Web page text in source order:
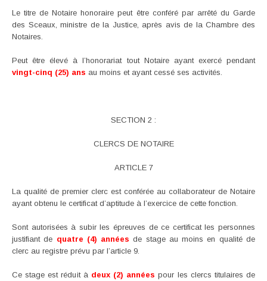
Le titre de Notaire honoraire peut être conféré par arrêté du Garde
des Sceaux, ministre de la Justice, après avis de la Chambre des
Notaires.
Peut être élevé à l’honorariat tout Notaire ayant exercé pendant
vingt-cinq (25) ans au moins et ayant cessé ses activités.
SECTION 2 :
CLERCS DE NOTAIRE
ARTICLE 7
La qualité de premier clerc est conférée au collaborateur de Notaire
ayant obtenu le certificat d’aptitude à l’exercice de cette fonction.
Sont autorisées à subir les épreuves de ce certificat les personnes
justifiant de quatre (4) années de stage au moins en qualité de
clerc au registre prévu par l’article 9.
Ce stage est réduit à deux (2) années pour les clercs titulaires de